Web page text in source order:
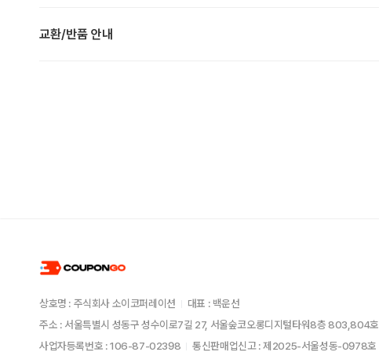
교환/반품 안내
상호명 : 주식회사 소이코퍼레이션
대표 : 백운선
주소 : 서울특별시 성동구 성수이로7길 27, 서울숲코오롱디지털타워8층 803,804호
사업자등록번호 : 106-87-02398
통신판매업신고 : 제2025-서울성동-0978호